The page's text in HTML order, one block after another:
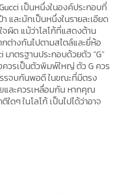
เป็นหนึ่งในองค์ประกอบที่
และมักเป็นหนึ่งในรายละเอียด
จผิด แม้ว่าโลโก้ที่แสดงด้าน
ต่างกันไปตามสไตล์และยี่ห้อ
มาตรฐานประกอบด้วยตัว “G”
วรเป็นตัวพิมพ์ใหญ่ ตัว G ควร
รจบกันพอดี ในขณะที่มีตรง
และควรเหลื่อมกัน หากคุณ
ดๆ ในโลโก้ เป็นไปได้ว่าอาจ